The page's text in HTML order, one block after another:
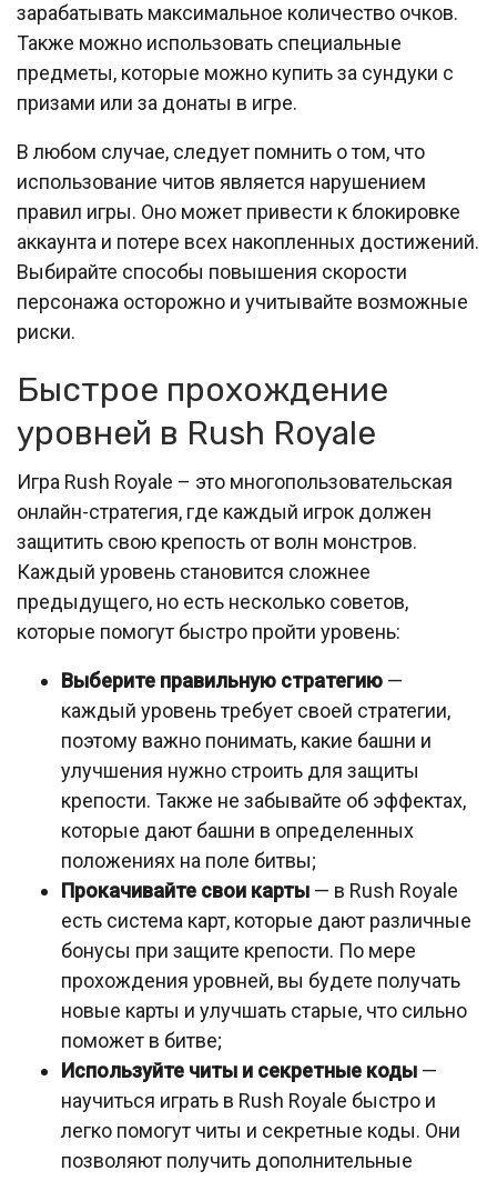
зарабатывать максимальное количество очков.
Также можно использовать специальные
предметы, которые можно купить за сундуки с
призами или за донаты в игре.
В любом случае, следует помнить о том, что
использование читов является нарушением
правил игры. Оно может привести к блокировке
аккаунта и потере всех накопленных достижений.
Выбирайте способы повышения скорости
персонажа осторожно и учитывайте возможные
риски.
Быстрое прохождение
уровней в Rush Royale
Игра Rush Royale – это многопользовательская
онлайн-стратегия, где каждый игрок должен
защитить свою крепость от волн монстров.
Каждый уровень становится сложнее
предыдущего, но есть несколько советов,
которые помогут быстро пройти уровень:
Выберите правильную стратегию —
каждый уровень требует своей стратегии,
поэтому важно понимать, какие башни и
улучшения нужно строить для защиты
крепости. Также не забывайте об эффектах,
которые дают башни в определенных
положениях на поле битвы;
Прокачивайте свои карты — в Rush Royale
есть система карт, которые дают различные
бонусы при защите крепости. По мере
прохождения уровней, вы будете получать
новые карты и улучшать старые, что сильно
поможет в битве;
Используйте читы и секретные коды —
научиться играть в Rush Royale быстро и
легко помогут читы и секретные коды. Они
позволяют получить дополнительные